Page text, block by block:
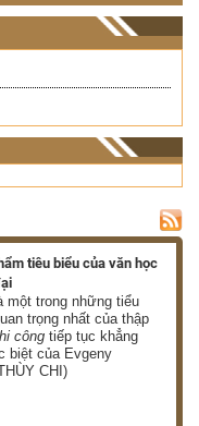
tiêu biểu của văn học
trong những tiểu
trọng nhất của thập
công tiếp tục khẳng
biệt của Evgeny
CHI)